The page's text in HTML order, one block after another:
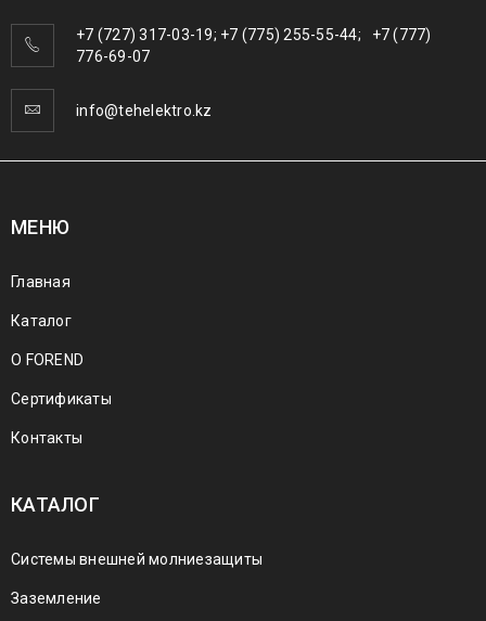
+7 (727) 317-03-19; +7 (775) 255-55-44; +7 (777)
776-69-07
info@tehelektro.kz
МЕНЮ
Главная
Каталог
О FOREND
Сертификаты
Контакты
КАТАЛОГ
Системы внешней молниезащиты
Заземление